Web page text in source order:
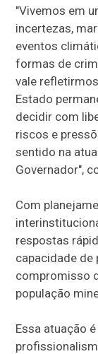
"Vivemos em
incertezas,
eventos
formas de
vale
Estado
decidir com
riscos e
sentido na
Governador",
Com
respostas
capacidade de
compromisso
população
Essa atuação